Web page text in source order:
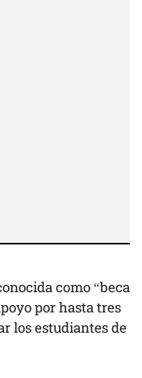
como “beca
por hasta tres
los estudiantes de